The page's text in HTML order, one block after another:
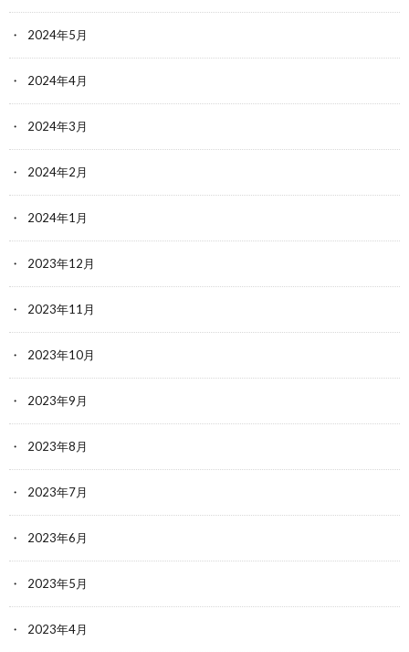
2024年5月
2024年4月
2024年3月
2024年2月
2024年1月
2023年12月
2023年11月
2023年10月
2023年9月
2023年8月
2023年7月
2023年6月
2023年5月
2023年4月